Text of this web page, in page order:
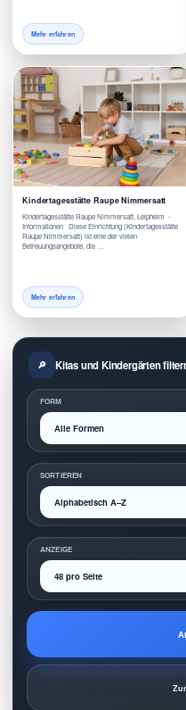
Mehr erfahren
Kindertagesstätte Raupe Nimmersatt
Kindertagesstätte Raupe Nimmersatt, Leipheim -
Informationen Diese Einrichtung (Kindertagesstätte
Raupe Nimmersatt) ist eine der vielen
Betreuungsangebote, die …
Mehr erfahren
Kitas und Kindergärten
FORM
SORTIEREN
ANZEIGE